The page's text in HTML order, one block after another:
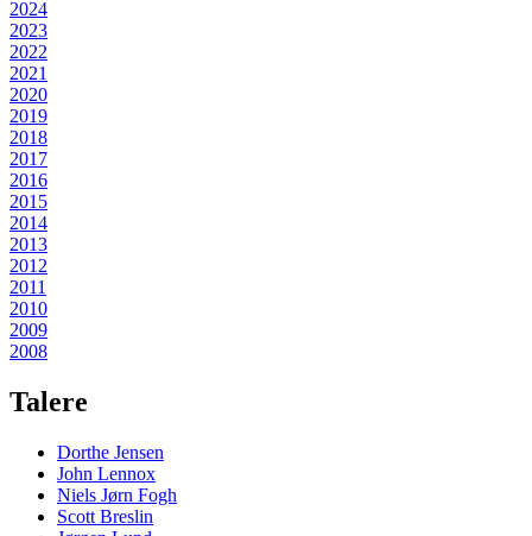
2024
2023
2022
2021
2020
2019
2018
2017
2016
2015
2014
2013
2012
2011
2010
2009
2008
Talere
Dorthe Jensen
John Lennox
Niels Jørn Fogh
Scott Breslin